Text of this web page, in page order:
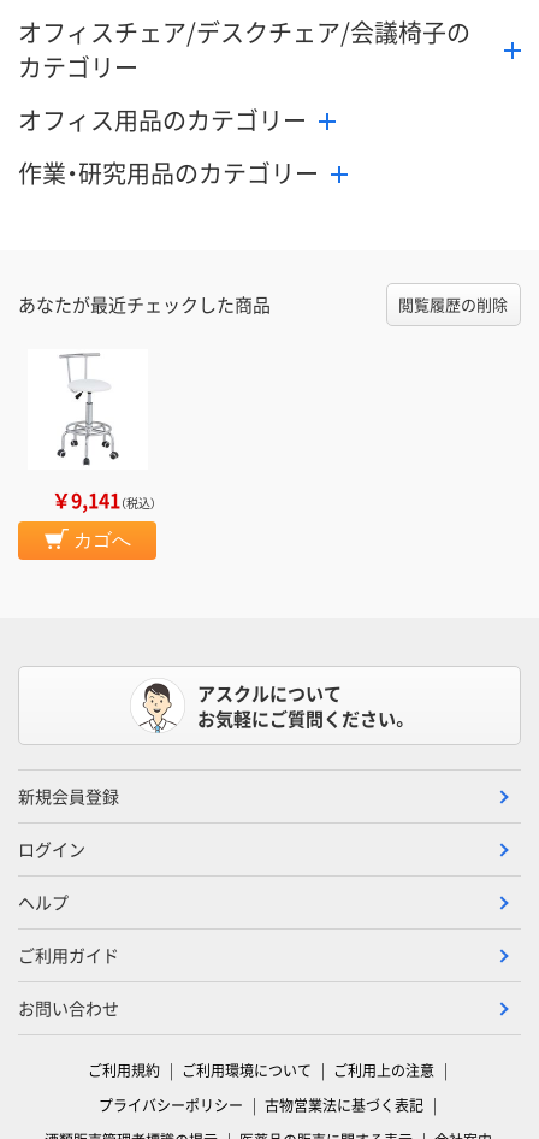
オフィスチェア/デスクチェア/会議椅子の
カテゴリー
オフィス用品のカテゴリー
作業・研究用品のカテゴリー
あなたが最近チェックした商品 閲覧履歴の削除
￥9,141（税込）
カゴへ
アスクルについて
お気軽にご質問ください。
新規会員登録
ログイン
ヘルプ
ご利用ガイド
お問い合わせ
ご利用規約 ご利用環境について
ご利用上の注意
プライバシーポリシー
古物営業法に基づく表記